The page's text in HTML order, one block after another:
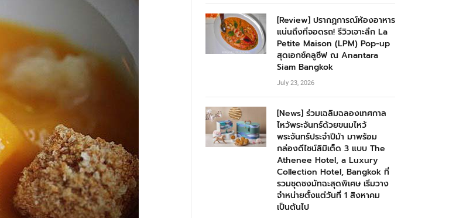
[Review] ปรากฏการณ์ห้องอาหาร
แน่นถึงที่จอดรถ! รีวิวเจาะลึก La
Petite Maison (LPM) Pop-up
สุดเอกซ์คลูซีฟ ณ Anantara
Siam Bangkok
July 23, 2026
[News] ร่วมเฉลิมฉลองเทศกาล
ไหว้พระจันทร์ด้วยขนมไหว้
พระจันทร์ประจำปีม้า มาพร้อม
กล่องดีไซน์ลิมิเต็ด 3 แบบ The
Athenee Hotel, a Luxury
Collection Hotel, Bangkok ที่
รวมชุดชงมัทฉะสุดพิเศษ เริ่มวาง
จำหน่ายตั้งแต่วันที่ 1 สิงหาคม
เป็นต้นไป